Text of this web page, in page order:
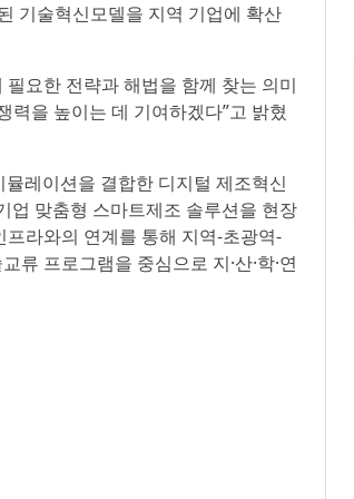
기술혁신모델을 지역 기업에 확산
요한 전략과 해법을 함께 찾는 의미
력을 높이는 데 기여하겠다”고 밝혔
뮬레이션을 결합한 디지털 제조혁신
업 맞춤형 스마트제조 솔루션을 현장
라와의 연계를 통해 지역-초광역-
프로그램을 중심으로 지·산·학·연